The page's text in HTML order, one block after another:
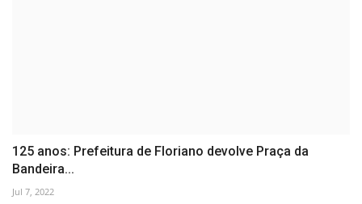
125 anos: Prefeitura de Floriano devolve Praça da
Bandeira...
Jul 7, 2022